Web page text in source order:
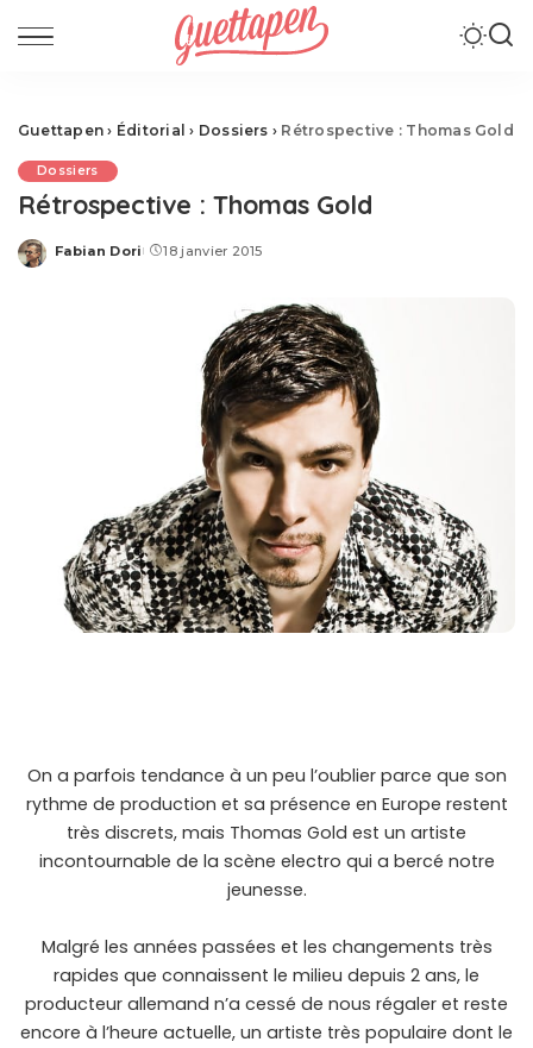
Guettapen › Éditorial › Dossiers › Rétrospective : Thomas Gold
Dossiers
Rétrospective : Thomas Gold
Posted
Fabian Dori 18 janvier 2015
On a parfois tendance à un peu l’oublier parce que son
rythme de production et sa présence en Europe restent
très discrets, mais Thomas Gold est un artiste
incontournable de la scène electro qui a bercé notre
jeunesse.
Malgré les années passées et les changements très
rapides que connaissent le milieu depuis 2 ans, le
producteur allemand n’a cessé de nous régaler et reste
encore à l’heure actuelle, un artiste très populaire dont le